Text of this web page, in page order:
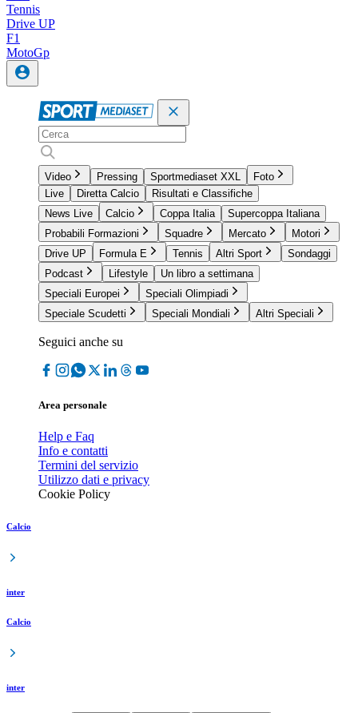
Tennis
Drive UP
F1
MotoGp
Video Pressing Sportmediaset XXL
Foto
Live
Diretta Calcio
Risultati e Classifiche
News Live
Calcio Coppa Italia
Supercoppa Italiana
Probabili Formazioni
Squadre Mercato
Motori
Drive UP
Formula E Tennis Altri Sport
Sondaggi
Podcast
Lifestyle
Un libro a settimana
Speciali Europei
Speciali Olimpiadi
Speciale Scudetti
Speciali Mondiali Altri Speciali
Seguici anche su
Area personale
Help e Faq
Info e contatti
Termini del servizio
Utilizzo dati e privacy
Cookie Policy
Calcio
inter
Calcio
inter